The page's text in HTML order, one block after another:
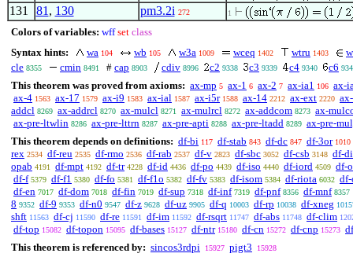
131 81 , 130 pm3.2i 272 1
Colors of variables: wff set class
Syntax hints:
wa 104 wb 105 w3a 1009 wceq 1402 wtru 1403
cle 8355 cmin 8491 # cap 8903 cdiv 8996 c2 9338 c3 9339 c4 9340 c6
This theorem was proved from axioms: ax-mp 5 ax-1 6 ax-2 7 ax-ia1 106 ax-
ax-4 1563 ax-17 1579 ax-i9 1583 ax-ial 1587 ax-i5r 1588 ax-14 2212 ax-ext 2220
addcl 8269 ax-addrcl 8270 ax-mulcl 8271 ax-mulrcl 8272 ax-addcom 8273 ax-
ax-pre-ltwlin 8286 ax-pre-lttrn 8287 ax-pre-apti 8288 ax-pre-ltadd 8289 ax-pre-
This theorem depends on definitions: df-bi 117 df-stab 843 df-dc 847 df-3or 1010
rex 2534 df-reu 2535 df-rmo 2536 df-rab 2537 df-v 2823 df-sbc 3052 df-csb 3148 df-
opab 4191 df-mpt 4192 df-tr 4228 df-id 4436 df-po 4439 df-iso 4440 df-iord 4509 df-
df-f 5379 df-f1 5380 df-fo 5381 df-f1o 5382 df-fv 5383 df-isom 5384 df-riota 6032
df-en 7017 df-dom 7018 df-fin 7019 df-sup 7318 df-inf 7319 df-pnf 8356 df-mnf 8357
8 9352 df-9 9353 df-n0 9547 df-z 9628 df-uz 9905 df-q 10003 df-rp 10038 df-xneg
shft 11563 df-cj 11590 df-re 11591 df-im 11592 df-rsqrt 11747 df-abs 11748 df-clim
df-top 15082 df-topon 15095 df-bases 15127 df-ntr 15180 df-cn 15272 df-cnp 15273
This theorem is referenced by: sincos3rdpi 15927 pigt3 15928